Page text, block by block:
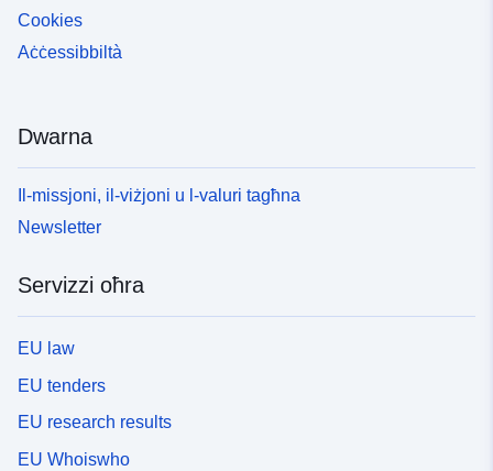
Cookies
Aċċessibbiltà
Dwarna
Il-missjoni, il-viżjoni u l-valuri tagħna
Newsletter
Servizzi oħra
EU law
EU tenders
EU research results
EU Whoiswho